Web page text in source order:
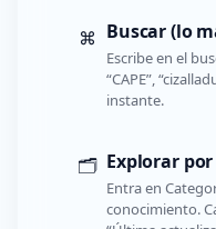
⌘ Buscar (lo
Escribe en el
“CAPE”,
instante.
🗂️ Explorar
Entra en
conocimiento.